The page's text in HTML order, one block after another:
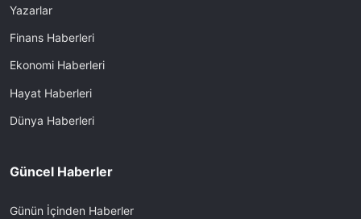
Yazarlar
Finans Haberleri
Ekonomi Haberleri
Hayat Haberleri
Dünya Haberleri
Güncel Haberler
Günün İçinden Haberler